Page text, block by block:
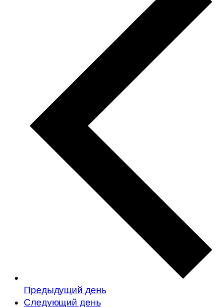
Предыдущий день
Следующий день